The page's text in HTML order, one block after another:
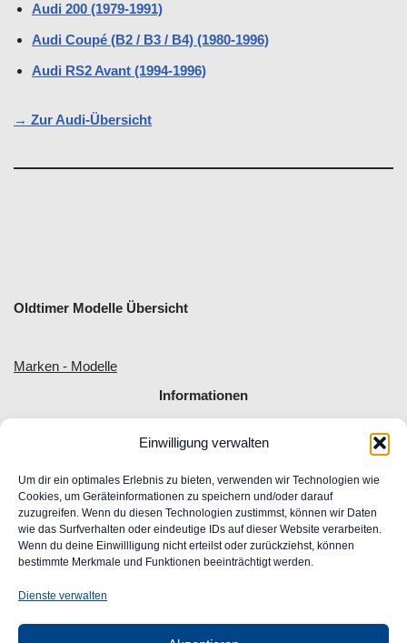
Einwilligung verwalten
Um dir ein optimales Erlebnis zu bieten, verwenden wir Technologien wie
Cookies, um Geräteinformationen zu speichern und/oder darauf
zuzugreifen. Wenn du diesen Technologien zustimmst, können wir Daten
wie das Surfverhalten oder eindeutige IDs auf dieser Website verarbeiten.
Wenn du deine Einwillligung nicht erteilst oder zurückziehst, können
bestimmte Merkmale und Funktionen beeinträchtigt werden.
Dienste verwalten
Audi 200 (1979-1991)
Audi Coupé (B2 / B3 / B4) (1980-1996)
Audi RS2 Avant (1994-1996)
→ Zur Audi-Übersicht
Oldtimer Modelle Übersicht
Marken - Modelle
Informationen
Allgemeine Geschäftsbedingungen
Impressum
Widerrufsrecht
Datenschutz
FAQ
Unser Engagement für Barrierefreiheit im Web
Ansprechpartner